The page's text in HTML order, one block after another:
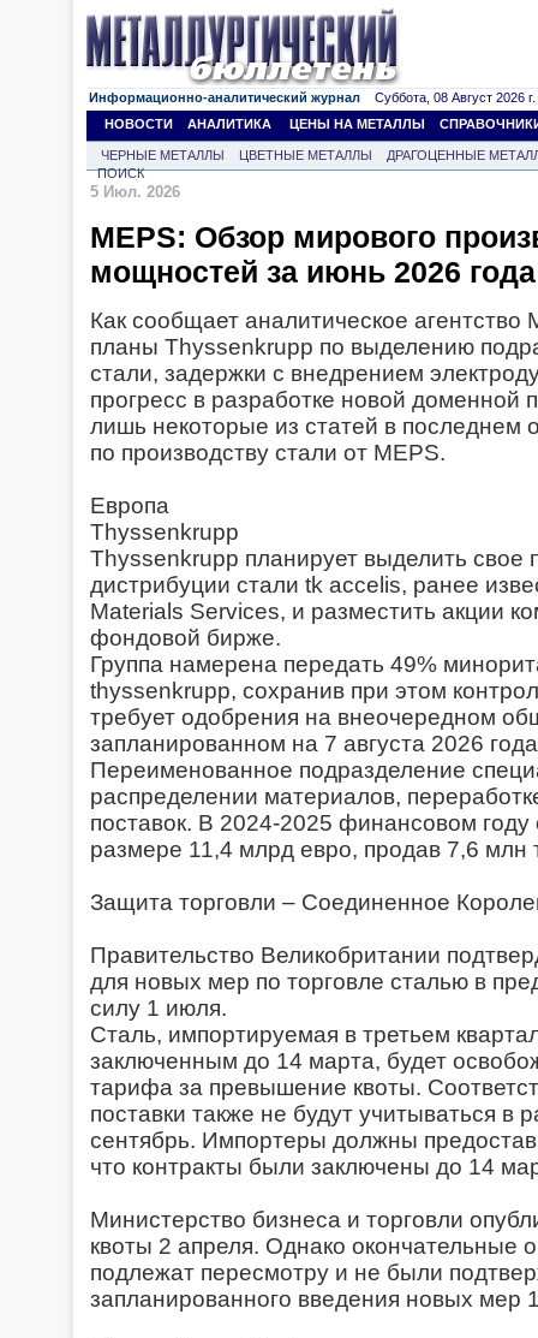
Информационно-аналитический журнал Суббота, 08 Август 2026 г.
НОВОСТИ
АНАЛИТИКА ЦЕНЫ НА МЕТАЛЛЫ
ЧЕРНЫЕ МЕТАЛЛЫ ЦВЕТНЫЕ МЕТАЛЛЫ
ДРАГОЦЕННЫЕ
ПОИСК
5 Июл. 2026
MEPS: Обзор мирового
мощностей за июнь 2026 года
Как сообщает аналитическое агентство
планы Thyssenkrupp по выделению
стали, задержки с внедрением
прогресс в разработке новой доменной
лишь некоторые из статей в
по производству стали от MEPS.
Европа
Thyssenkrupp
Thyssenkrupp планирует выделить свое
дистрибуции стали tk accelis, ранее
Materials Services, и разместить акции
фондовой бирже.
Группа намерена передать 49%
thyssenkrupp, сохранив при этом
требует одобрения на внеочередном
запланированном на 7 августа 2026
Переименованное подразделение
распределении материалов,
поставок. В 2024-2025 финансовом
размере 11,4 млрд евро, продав 7,6 млн
Защита торговли – Соединенное
Правительство Великобритании
для новых мер по торговле сталью в
силу 1 июля.
Сталь, импортируемая в третьем
заключенным до 14 марта, будет
тарифа за превышение квоты.
поставки также не будут учитываться в
сентябрь. Импортеры должны
что контракты были заключены до 14
Министерство бизнеса и торговли
квоты 2 апреля. Однако окончательные
подлежат пересмотру и не были
запланированного введения новых мер